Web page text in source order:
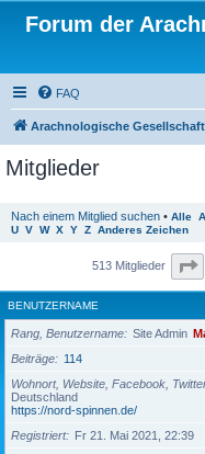
Forum der
FAQ
Arachnologische Gesellschaft
Mitglieder
Nach einem Mitglied suchen • Alle A
U V W X Y Z Anderes Zeichen
513 Mitglieder
BENUTZERNAME
Rang, Benutzername Site Admin
Beiträge
114
Wohnort, Website, Facebook,
Deutschland
https://nord-spinnen.de/
Registriert
Fr 21. Mai 2021, 22:39